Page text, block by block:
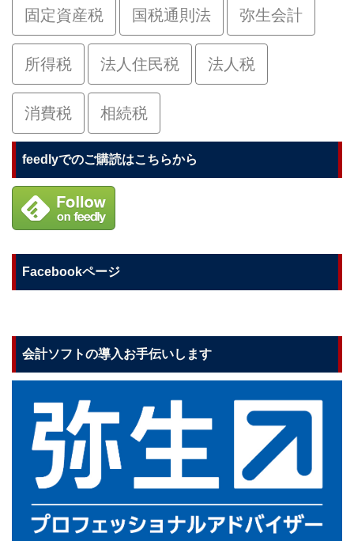
固定資産税 国税通則法 弥生会計
所得税 法人住民税 法人税
消費税 相続税
feedlyでのご購読はこちらから
Facebookページ
会計ソフトの導入お手伝いします